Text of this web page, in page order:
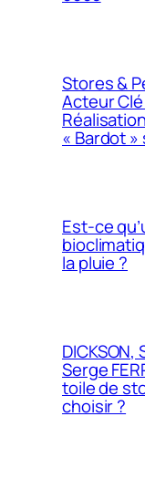
Stores &
Acteur
« Bardot »
Est-ce
la pluie ?
DICKSON,
Serge
toile de
choisir ?